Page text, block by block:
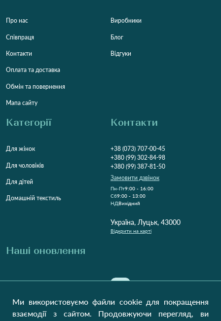
Про нас
Співпраця
Контакти
Оплата та доставка
Обмін та повернення
Мапа сайту
Виробники
Блог
Відгуки
Категорії
Для жінок
Для чоловіків
Для дітей
Домашній текстиль
Контакти
+38 (073) 707-00-45
+380 (99) 302-84-98
+380 (99) 387-81-50
Замовити дзвінок
Пн-Пт9:00 - 16:00
Cб9:00 - 13:00
НДВихідний
Україна, Луцьк, 43000
Відкрити на карті
Наші оновлення
Ми використовуємо файли cookie для покращення
взаємодії з сайтом. Продовжуючи перегляд, ви